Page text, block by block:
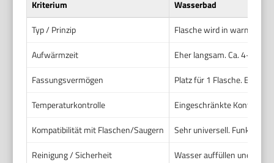
Kriterium
Wasserbad
Typ / Prinzip
Flasche wird in warmes
Aufwärmzeit
Eher langsam. Ca. 4–8
Fassungsvermögen
Platz für 1 Flasche. Einige
Temperaturkontrolle
Eingeschränkte Kontrolle.
Kompatibilität mit Flaschen/Saugern
Sehr universell.
Reinigung / Sicherheit
Wasser auffüllen und